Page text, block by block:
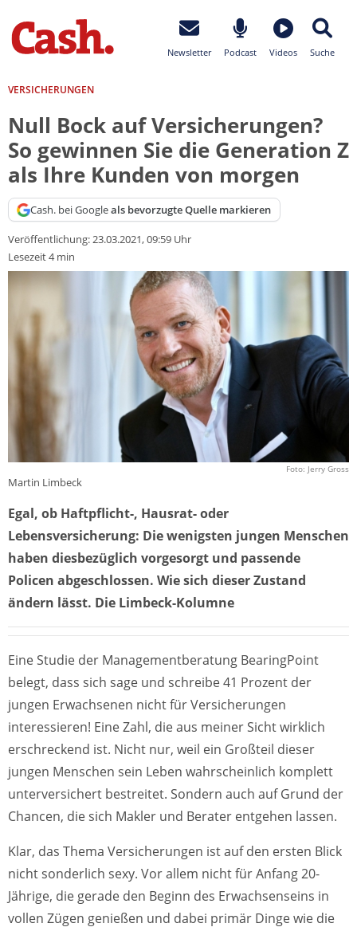
Newsletter Podcast Videos Suche
VERSICHERUNGEN
Null Bock auf Versicherungen?
So gewinnen Sie die Generation Z
als Ihre Kunden von morgen
Cash. bei Googleals bevorzugte Quelle markieren
Veröffentlichung:23.03.2021, 09:59 Uhr
Lesezeit 4 min
Foto: Jerry Gross
Martin Limbeck
Egal, ob Haftpflicht-, Hausrat- oder
Lebensversicherung: Die wenigsten jungen Menschen
haben diesbezüglich vorgesorgt und passende
Policen abgeschlossen. Wie sich dieser Zustand
ändern lässt. Die Limbeck-Kolumne
Eine Studie der Managementberatung BearingPoint
belegt, dass sich sage und schreibe 41 Prozent der
jungen Erwachsenen nicht für Versicherungen
interessieren! Eine Zahl, die aus meiner Sicht wirklich
erschreckend ist. Nicht nur, weil ein Großteil dieser
jungen Menschen sein Leben wahrscheinlich komplett
unterversichert bestreitet. Sondern auch auf Grund der
Chancen, die sich Makler und Berater entgehen lassen.
Klar, das Thema Versicherungen ist auf den ersten Blick
nicht sonderlich sexy. Vor allem nicht für Anfang 20-
Jährige, die gerade den Beginn des Erwachsenseins in
vollen Zügen genießen und dabei primär Dinge wie die